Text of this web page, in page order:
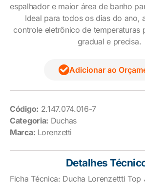
espalhador e maior área de banho
Ideal para todos os dias do ano,
controle eletrônico de temperaturas
gradual e precisa.
Adicionar ao
Código: 2.147.074.016-7
Categoria: Duchas
Marca: Lorenzetti
Detalhes
Ficha Técnica: Ducha Lorenzettti Top